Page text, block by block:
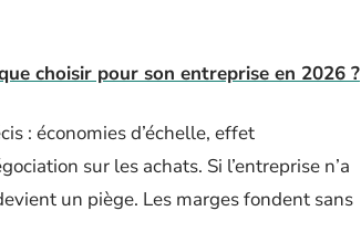
choisir pour son entreprise en 2026 ?
: économies d’échelle, effet
sur les achats. Si l’entreprise n’a
un piège. Les marges fondent sans